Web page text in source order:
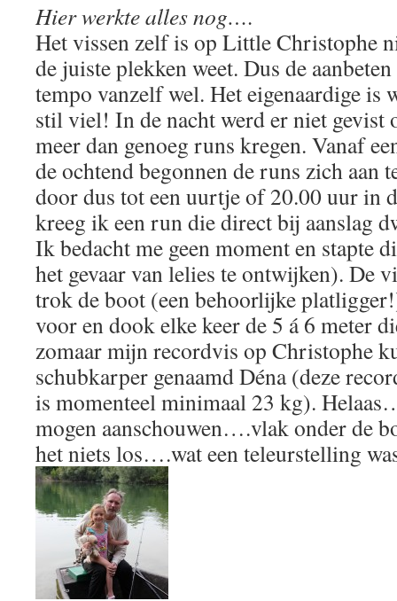
Hier werkte alles nog….
Het vissen zelf is op Little Christophe
de juiste plekken weet. Dus de
tempo vanzelf wel. Het eigenaardige is
stil viel! In de nacht werd er niet gevist
meer dan genoeg runs kregen. Vanaf
de ochtend begonnen de runs zich aan
door dus tot een uurtje of 20.00 uur in
kreeg ik een run die direct bij aanslag
Ik bedacht me geen moment en stapte
het gevaar van lelies te ontwijken). De
trok de boot (een behoorlijke
voor en dook elke keer de 5 á 6 meter
zomaar mijn recordvis op Christophe
schubkarper genaamd Déna (deze
is momenteel minimaal 23 kg).
mogen aanschouwen….vlak onder de
het niets los….wat een teleurstelling